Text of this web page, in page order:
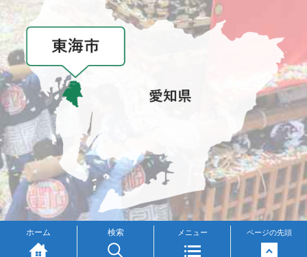
ホーム 検索 メニュー